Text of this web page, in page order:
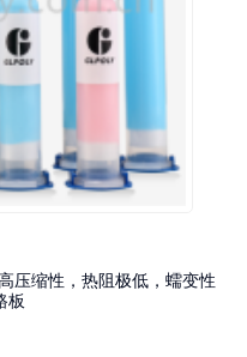
压缩性，热阻极低，蠕变性
板